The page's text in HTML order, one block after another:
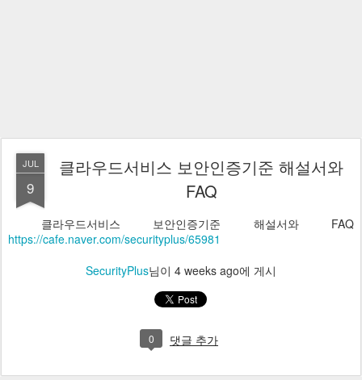
JUL
9
클라우드서비스 보안인증기준 해설서와
FAQ
클라우드서비스 보안인증기준 해설서와 FAQ
https://cafe.naver.com/securityplus/65981
SecurityPlus님이 4 weeks ago에 게시
0 댓글 추가